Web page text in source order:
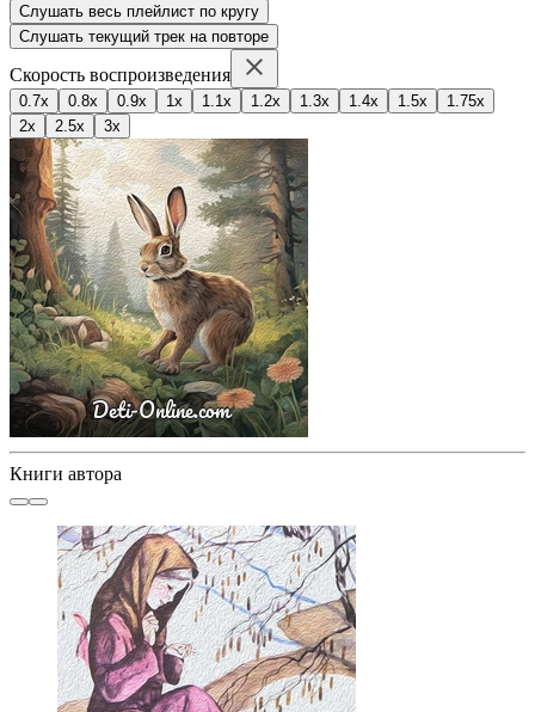
Слушать весь плейлист по кругу
Слушать текущий трек на повторе
Скорость воспроизведения
0.7x 0.8x 0.9x 1x 1.1x 1.2x 1.3x 1.4x 1.5x
1.75x
2x
2.5x 3x
Книги автора